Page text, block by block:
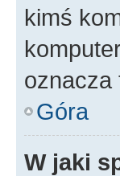
kimś
oznacza
Góra
W jaki